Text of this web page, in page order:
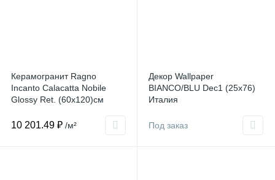
Керамогранит Ragno
Incanto Calacatta Nobile
Glossy Ret. (60x120)см
10 201.49 ₽ /м²
Декор Wallpaper
BIANCO/BLU Dec1 (25x76)
Италия
Под заказ